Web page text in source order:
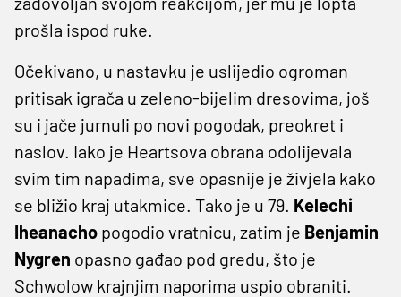
prošla ispod ruke.
Očekivano, u nastavku je uslijedio ogroman
pritisak igrača u zeleno-bijelim dresovima, još
su i jače jurnuli po novi pogodak, preokret i
naslov. Iako je Heartsova obrana odolijevala
svim tim napadima, sve opasnije je živjela kako
se bližio kraj utakmice. Tako je u 79. Kelechi
Iheanacho pogodio vratnicu, zatim je Benjamin
Nygren opasno gađao pod gredu, što je
Schwolow krajnjim naporima uspio obraniti.